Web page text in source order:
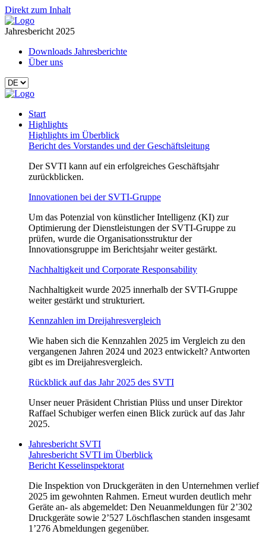
Direkt zum Inhalt
Jahresbericht 2025
Downloads Jahresberichte
Über uns
Start
Highlights
Highlights im Überblick
Bericht des Vorstandes und der Geschäftsleitung
Der SVTI kann auf ein erfolgreiches Geschäftsjahr
zurückblicken.
Innovationen bei der SVTI-Gruppe
Um das Potenzial von künstlicher Intelligenz (KI) zur
Optimierung der Dienstleistungen der SVTI-Gruppe zu
prüfen, wurde die Organisationsstruktur der
Innovationsgruppe im Berichtsjahr weiter gestärkt.
Nachhaltigkeit und Corporate Responsability
Nachhaltigkeit wurde 2025 innerhalb der SVTI‑Gruppe
weiter gestärkt und strukturiert.
Kennzahlen im Dreijahresvergleich
Wie haben sich die Kennzahlen 2025 im Vergleich zu den
vergangenen Jahren 2024 und 2023 entwickelt? Antworten
gibt es im Dreijahresvergleich.
Rückblick auf das Jahr 2025 des SVTI
Unser neuer Präsident Christian Plüss und unser Direktor
Raffael Schubiger werfen einen Blick zurück auf das Jahr
2025.
Jahresbericht SVTI
Jahresbericht SVTI im Überblick
Bericht Kesselinspektorat
Die Inspektion von Druckgeräten in den Unternehmen verlief
2025 im gewohnten Rahmen. Erneut wurden deutlich mehr
Geräte an- als abgemeldet: Den Neuanmeldungen für 2’302
Druckgeräte sowie 2’527 Löschflaschen standen insgesamt
1’276 Abmeldungen gegenüber.